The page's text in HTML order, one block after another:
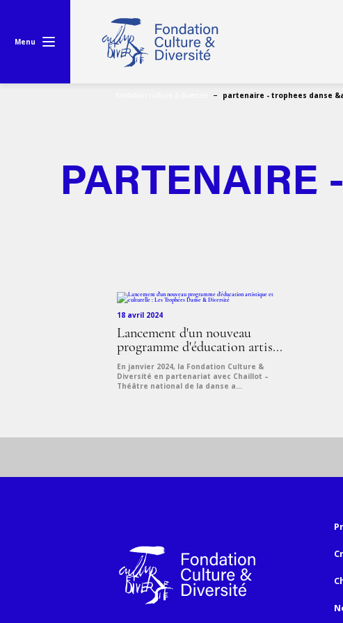
Menu
partenaire - trophees danse
PARTENAIRE
18 avril 2024
Lancement d'un nouveau
programme d'éducation artis...
En janvier 2024, la Fondation Culture &
Diversité en partenariat avec Chaillot –
Théâtre national de la danse a...